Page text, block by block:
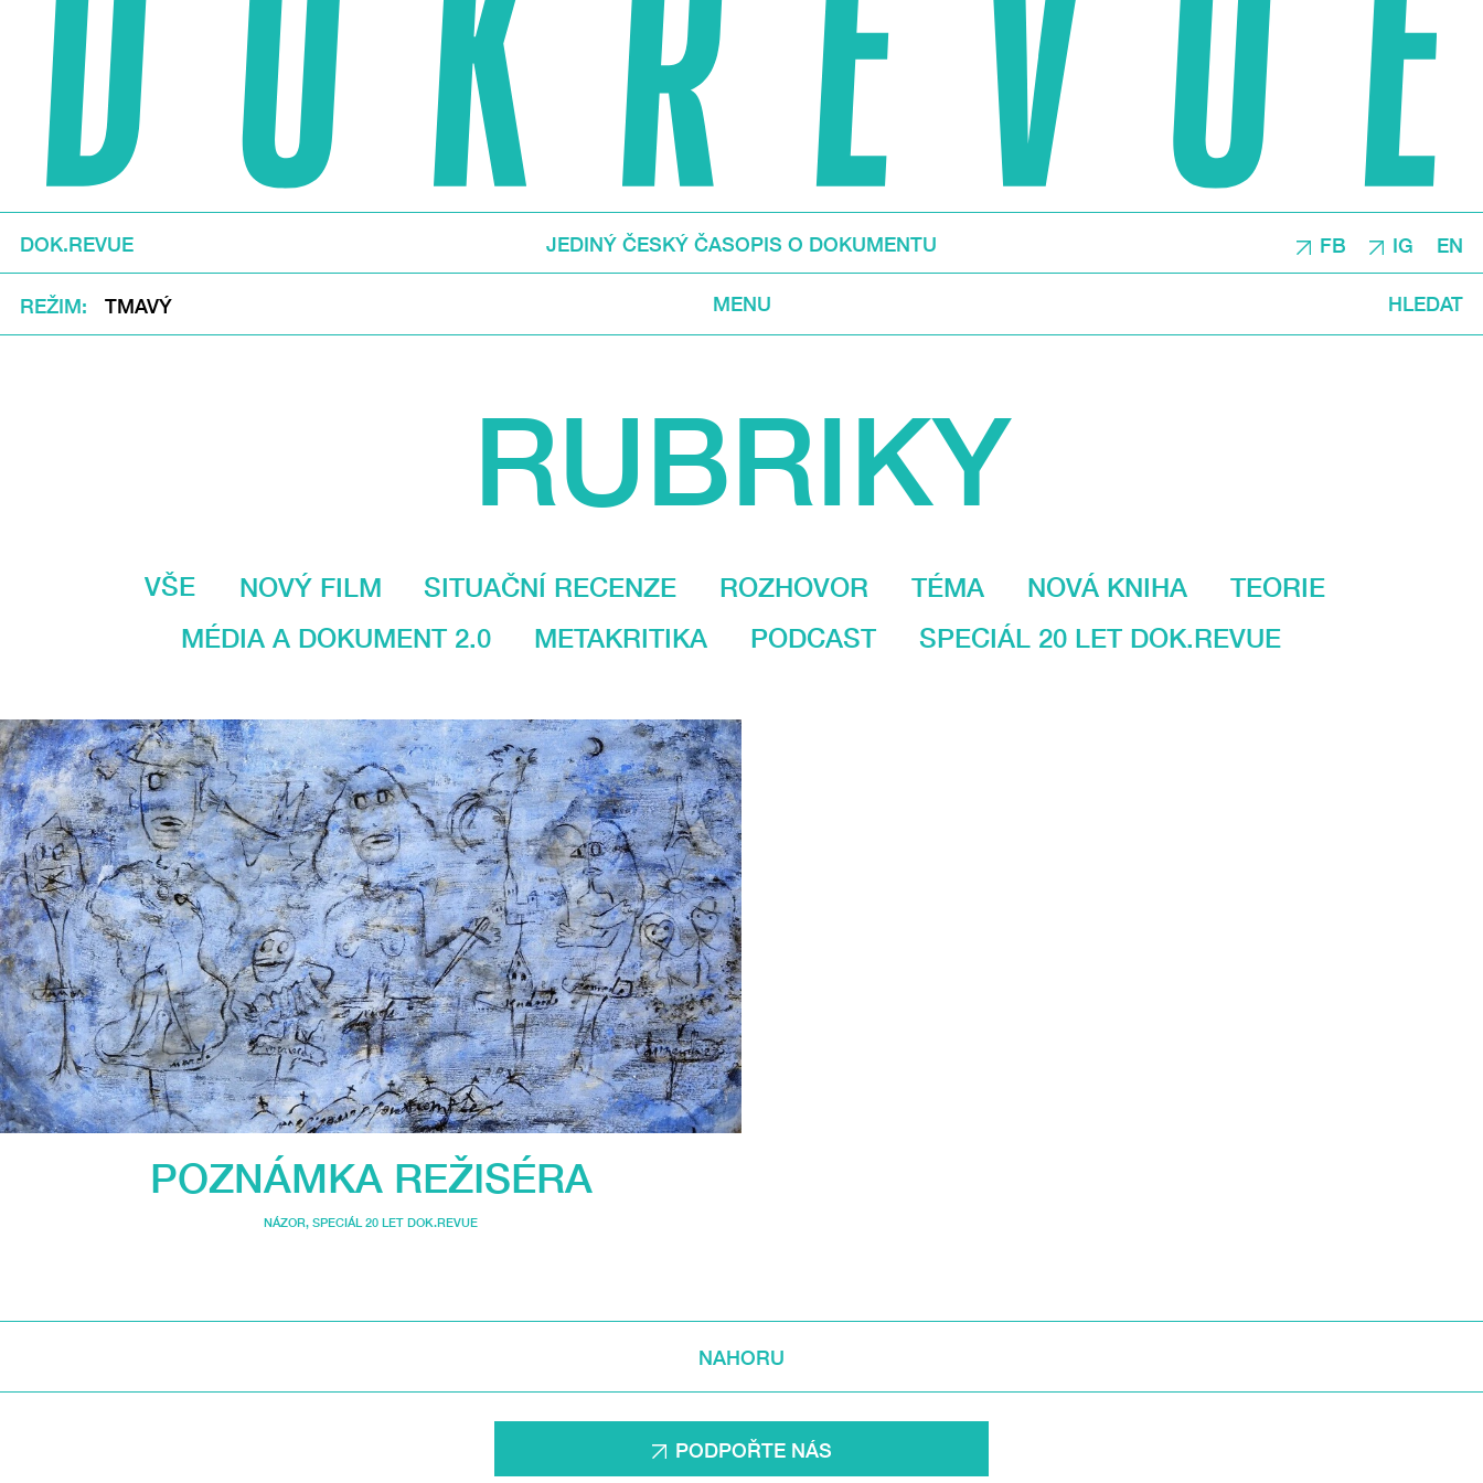
DOK.REVUE JEDINÝ ČESKÝ ČASOPIS O DOKUMENTU FB IG EN
REŽIM TMAVÝ MENU HLEDAT
RUBRIKY
VŠE NOVÝ FILM SITUAČNÍ RECENZE ROZHOVOR TÉMA NOVÁ KNIHA
TEORIE
MÉDIA A DOKUMENT 2.0
METAKRITIKA PODCAST SPECIÁL 20 LET DOK.REVUE
POZNÁMKA REŽISÉRA
NÁZOR, SPECIÁL 20 LET DOK.REVUE
NAHORU
PODPOŘTE NÁS